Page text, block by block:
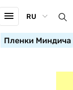
RU
Пленки Миндича